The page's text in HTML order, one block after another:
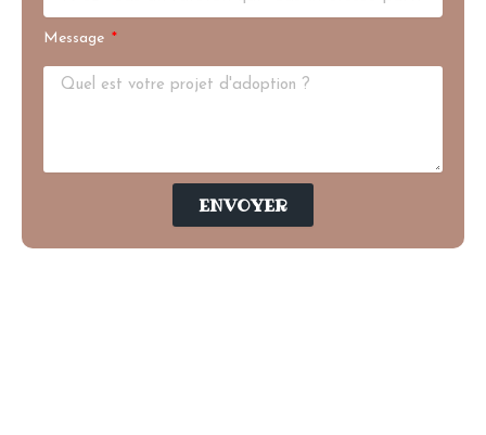
Message
ENVOYER